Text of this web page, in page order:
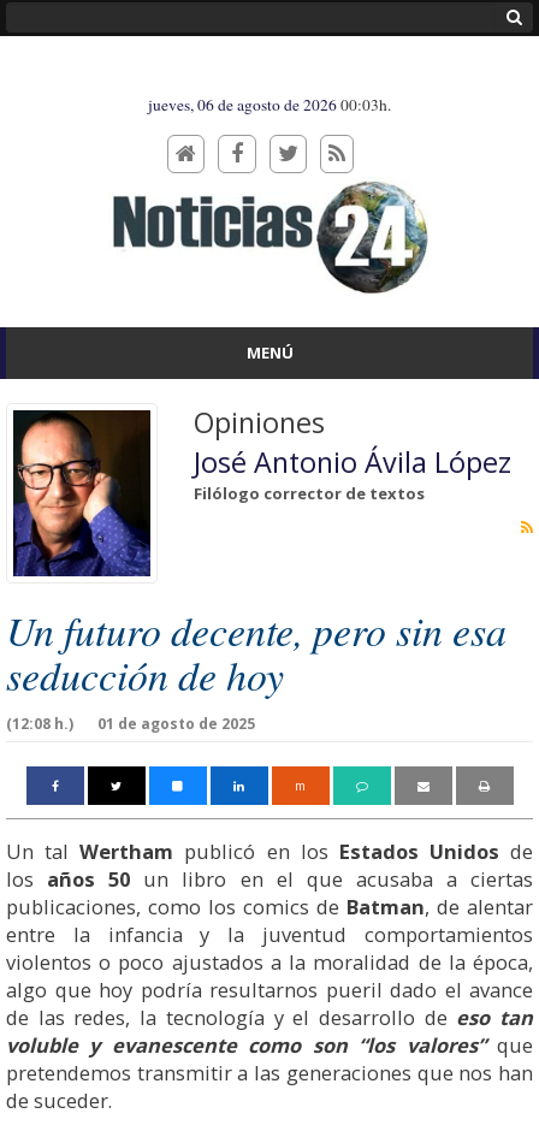
jueves, 06 de agosto de 202600:03h.
MENÚ
Opiniones
José Antonio Ávila López
Filólogo corrector de textos
Un futuro decente, pero sin esa
seducción de hoy
01 de agosto de 2025
(12:08 h.)
m
Un talWertham publicó en los Estados Unidos de
los años 50 un libro en el que acusaba a ciertas
publicaciones, como los comics de Batman, de alentar
entre la infancia y la juventud comportamientos
violentos o poco ajustados a la moralidad de la época,
algo que hoy podría resultarnos pueril dado el avance
de las redes, la tecnología y el desarrollo de eso tan
voluble y evanescente como son “los valores” que
pretendemos transmitir a las generaciones que nos han
de suceder.